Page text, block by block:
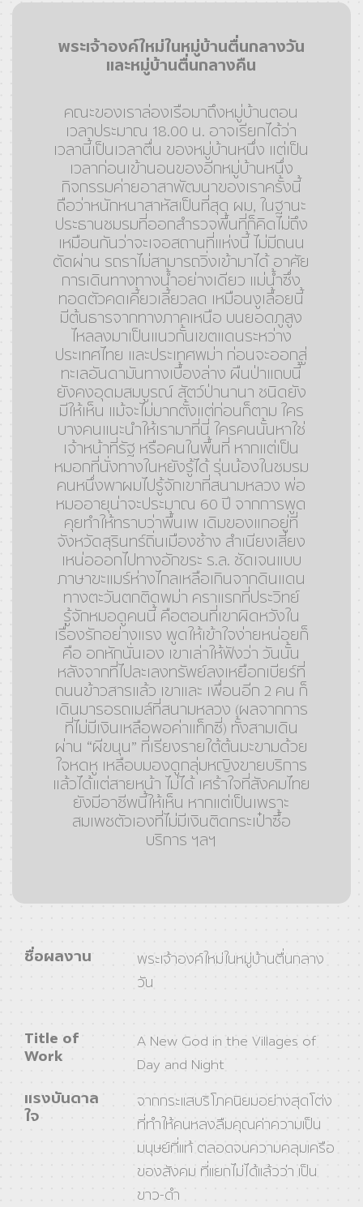
พระเจ้าองค์ใหม่ในหมู่บ้านตื่นกลางวัน
และหมู่บ้านตื่นกลางคืน
คณะของเราล่องเรือมาถึงหมู่บ้านตอน
เวลาประมาณ 18.00 น. อาจเรียกได้ว่า
เวลานี้เป็นเวลาตื่น ของหมู่บ้านหนึ่ง แต่เป็น
เวลาก่อนเข้านอนของอีกหมู่บ้านหนึ่ง
กิจกรรมค่ายอาสาพัฒนาของเราครั้งนี้
ถือว่าหนักหนาสาหัสเป็นที่สุด ผม, ในฐานะ
ประธานชมรมที่ออกสำรวจพื้นที่ก็คิดไม่ถึง
เหมือนกันว่าจะเจอสถานที่แห่งนี้ ไม่มีถนน
ตัดผ่าน รถราไม่สามารถวิ่งเข้ามาได้ อาศัย
การเดินทางทางน้ำอย่างเดียว แม่น้ำซึ่ง
ทอดตัวคดเคี้ยวเลี้ยวลด เหมือนงูเลื้อยนี้
มีต้นธารจากทางภาคเหนือ บนยอดภูสูง
ไหลลงมาเป็นแนวกั้นเขตแดนระหว่าง
ประเทศไทย และประเทศพม่า ก่อนจะออกสู่
ทะเลอันดามันทางเบื้องล่าง ผืนป่าแถบนี้
ยังคงอุดมสมบูรณ์ สัตว์ป่านานา ชนิดยัง
มีให้เห็น แม้จะไม่มากตั้งแต่ก่อนก็ตาม ใคร
บางคนแนะนำให้เรามาที่นี่ ใครคนนั้นหาใช่
เจ้าหน้าที่รัฐ หรือคนในพื้นที่ หากแต่เป็น
หมอกที่นั่งทางในหยังรู้ได้ รุ่นน้องในชมรม
คนหนึ่งพาผมไปรู้จักเขาที่สนามหลวง พ่อ
หมออายุน่าจะประมาณ 60 ปี จากการพูด
คุยทำให้ทราบว่าพื้นเพ เดิมของแกอยู่ที่
จังหวัดสุรินทร์ถิ่นเมืองช้าง สำเนียงเสี่ยง
เหน่อออกไปทางอักขระ ร.ล. ชัดเจนแบบ
ภาษาขะแมร์ห่างไกลเหลือเกินจากดินแดน
ทางตะวันตกติดพม่า คราแรกที่ประวิทย์
รู้จักหมอดูคนนี้ คือตอนที่เขาผิดหวังใน
เรื่องรักอย่างแรง พูดให้เข้าใจง่ายหน่อยก็
คือ อกหักนั่นเอง เขาเล่าให้ฟังว่า วันนั้น
หลังจากที่ไปละเลงทรัพย์ลงเหยือกเบียร์ที่
ถนนข้าวสารแล้ว เขาและ เพื่อนอีก 2 คน ก็
เดินมารอรถเมล์ที่สนามหลวง (ผลจากการ
ที่ไม่มีเงินเหลือพอค่าแท็กซี่) ทั้งสามเดิน
ผ่าน “ผีขนุน” ที่เรียงรายใต้ต้นมะขามด้วย
ใจหดหู เหลือบมองดูกลุ่มหญิงขายบริการ
แล้วได้แต่สายหน้า ไม่ได้ เศร้าใจที่สังคมไทย
ยังมีอาชีพนี้ให้เห็น หากแต่เป็นเพราะ
สมเพชตัวเองที่ไม่มีเงินติดกระเป๋าซื้อ
บริการ ฯลฯ
ชื่อผลงาน
พระเจ้าองค์ใหม่ในหมู่บ้านตื่นกลาง
วัน
Title of
Work
A New God in the Villages of
Day and Night
แรงบันดาล
ใจ
จากกระแสบริโภคนิยมอย่างสุดโต่ง
ที่ทําให้คนหลงลืมคุณค่าความเป็น
มนุษย์ที่แท้ ตลอดจนความคลุมเครือ
ของสังคม ที่แยกไม่ได้แล้วว่า เป็น
ขาว-ดํา